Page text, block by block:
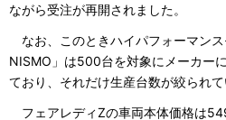
ながら受注が再開されました。
なお、このときハイパフォーマン
NISMO」は500台を対象にメーカー
ており、それだけ生産台数が絞られて
フェアレディZの車両本体価格は